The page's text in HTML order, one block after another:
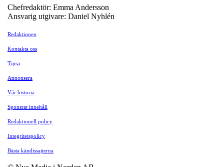
Chefredaktör: Emma Andersson
Ansvarig utgivare: Daniel Nyhlén
Redaktionen
Kontakta oss
Tipsa
Annonsera
Vår historia
Sponsrat innehåll
Redaktionell policy
Integritetspolicy
Bästa kändissajterna